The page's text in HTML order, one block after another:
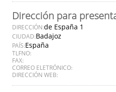
Dirección para
DIRECCIÓN:de España 1
CIUDAD:Badajoz
PAÍS:España
TLFNO:
FAX:
CORREO ELETRÓNICO:
DIRECCIÓN WEB: